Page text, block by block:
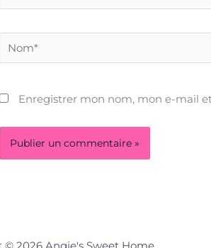
Nom*
Enregistrer mon nom, mon e-mail